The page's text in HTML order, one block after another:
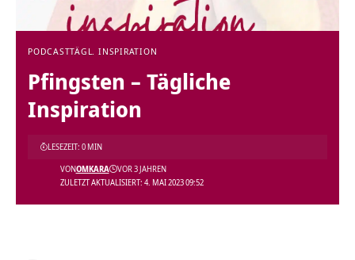
PODCASTTÄGL. INSPIRATION
Pfingsten – Tägliche
Inspiration
ZULETZT AKTUALISIERT: 4. MAI 2023 09:52
VONOMKARA VOR 3 JAHREN
LESEZEIT: 0 MIN